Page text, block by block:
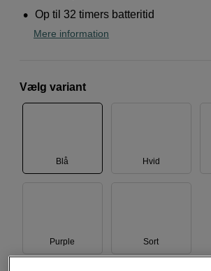
Op til 32 timers batteritid
Mere information
Vælg variant
Blå Hvid
Purple Sort